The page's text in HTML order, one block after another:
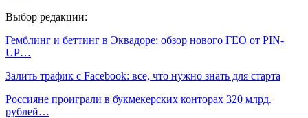
Выбор редакции:
Гемблинг и беттинг в Эквадоре: обзор нового ГЕО от PIN-
UP…
Залить трафик с Facebook: все, что нужно знать для старта
Россияне проиграли в букмекерских конторах 320 млрд.
рублей…